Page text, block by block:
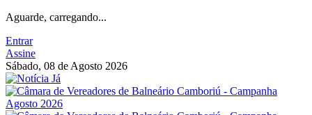
Aguarde, carregando...
Entrar
Assine
Sábado, 08 de Agosto 2026